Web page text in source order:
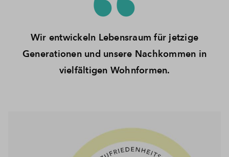
Wir entwickeln Lebensraum für jetzige
Generationen und unsere Nachkommen in
vielfältigen Wohnformen.